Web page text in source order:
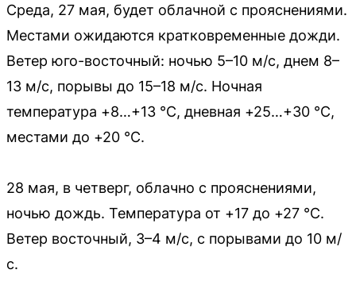
Среда, 27 мая, будет облачной с прояснениями.
Местами ожидаются кратковременные дожди.
Ветер юго-восточный: ночью 5–10 м/с, днем 8–
13 м/с, порывы до 15–18 м/с. Ночная
температура +8…+13 °C, дневная +25…+30 °C,
местами до +20 °C.
28 мая, в четверг, облачно с прояснениями,
ночью дождь. Температура от +17 до +27 °C.
Ветер восточный, 3–4 м/с, с порывами до 10 м/
с.